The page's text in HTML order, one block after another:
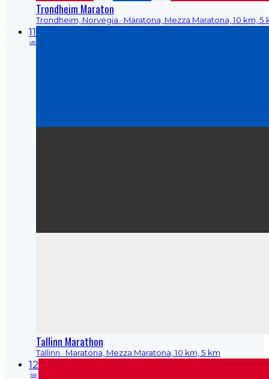
Trondheim Maraton
Trondheim, Norvegia · Maratona, Mezza Maratona, 10 km, 5
11
ve
Tallinn Marathon
Tallinn · Maratona, Mezza Maratona, 10 km, 5 km
12
sa